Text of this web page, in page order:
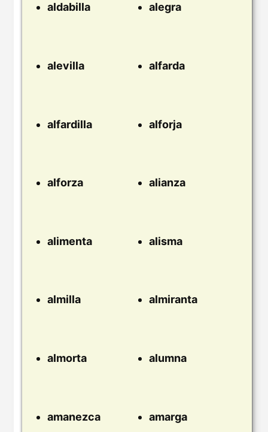
aldabilla alegra
alevilla alfarda
alfardilla alforja
alforza alianza
alimenta alisma
almilla almiranta
almorta alumna
amanezca amarga